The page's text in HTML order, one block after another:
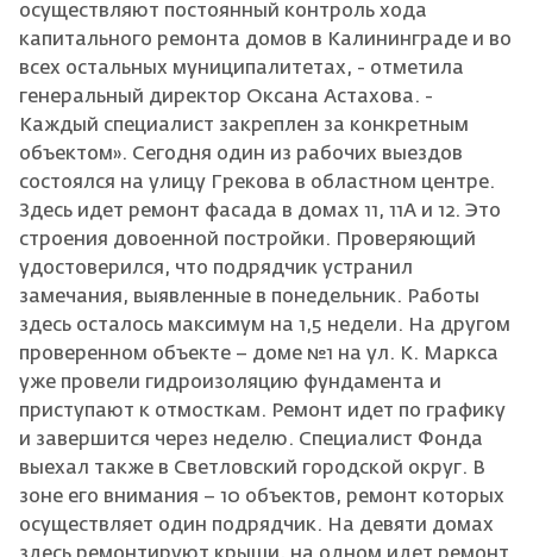
осуществляют постоянный контроль хода
капитального ремонта домов в Калининграде и во
всех остальных муниципалитетах, - отметила
генеральный директор Оксана Астахова. -
Каждый специалист закреплен за конкретным
объектом». Сегодня один из рабочих выездов
состоялся на улицу Грекова в областном центре.
Здесь идет ремонт фасада в домах 11, 11А и 12. Это
строения довоенной постройки. Проверяющий
удостоверился, что подрядчик устранил
замечания, выявленные в понедельник. Работы
здесь осталось максимум на 1,5 недели. На другом
проверенном объекте – доме №1 на ул. К. Маркса
уже провели гидроизоляцию фундамента и
приступают к отмосткам. Ремонт идет по графику
и завершится через неделю. Специалист Фонда
выехал также в Светловский городской округ. В
зоне его внимания – 10 объектов, ремонт которых
осуществляет один подрядчик. На девяти домах